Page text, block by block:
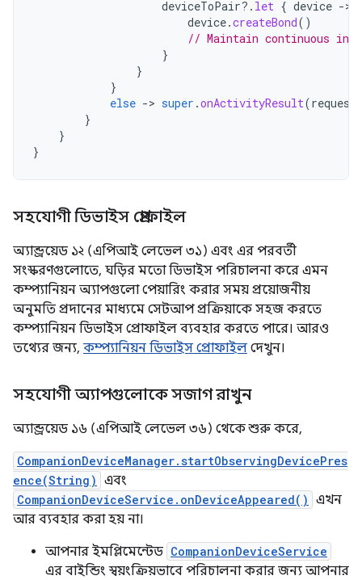
deviceToPair?. let { device -
device.createBond()
// Maintain continuous
}
}
}
else -> super .onActivityResult(
}
}
}
সহযোগী ডিভাইস প্রোফাইল
অ্যান্ড্রয়েড ১২ (এপিআই লেভেল ৩১) এবং এর পরবর্তী
সংস্করণগুলোতে, ঘড়ির মতো ডিভাইস পরিচালনা করে এমন
কম্প্যানিয়ন অ্যাপগুলো পেয়ারিং করার সময় প্রয়োজনীয়
অনুমতি প্রদানের মাধ্যমে সেটআপ প্রক্রিয়াকে সহজ করতে
কম্প্যানিয়ন ডিভাইস প্রোফাইল ব্যবহার করতে পারে। আরও
তথ্যের জন্য, কম্প্যানিয়ন ডিভাইস প্রোফাইল দেখুন।
সহযোগী অ্যাপগুলোকে সজাগ রাখুন
অ্যান্ড্রয়েড ১৬ (এপিআই লেভেল ৩৬) থেকে শুরু করে,
CompanionDeviceManager.startObservingDevicePres
ence(String) এবং
CompanionDeviceService.onDeviceAppeared() এখন
আর ব্যবহার করা হয় না।
আপনার ইমপ্লিমেন্টেড CompanionDeviceService
এর বাইন্ডিং স্বয়ংক্রিয়ভাবে পরিচালনা করার জন্য আপনার